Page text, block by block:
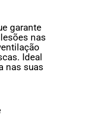
garante
nas
Ideal
nas suas